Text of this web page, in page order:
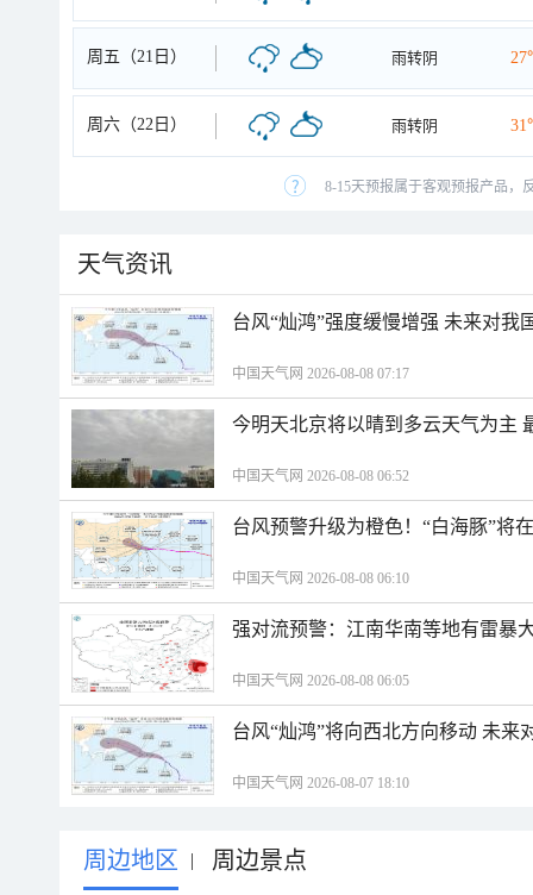
周五（21日） 雨转阴
周六（22日） 雨转阴
8-15天预报属于客观预报产品，
天气资讯
台风“灿鸿”强度缓慢增强 未来对我
中国天气网 2026-08-08 07:17
今明天北京将以晴到多云天气为主
中国天气网 2026-08-08 06:52
台风预警升级为橙色！“白海豚”将
中国天气网 2026-08-08 06:10
强对流预警：江南华南等地有雷暴
中国天气网 2026-08-08 06:05
台风“灿鸿”将向西北方向移动 未来
中国天气网 2026-08-07 18:10
周边地区 | 周边景点